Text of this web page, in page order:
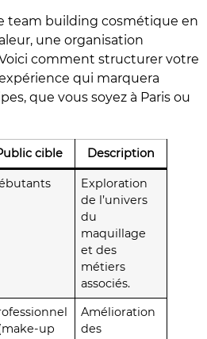
team building cosmétique en
une organisation
comment structurer votre
qui marquera
que vous soyez à Paris ou
cible Description
Exploration
de l’univers
du
maquillage
et des
métiers
associés.
up
Amélioration
des